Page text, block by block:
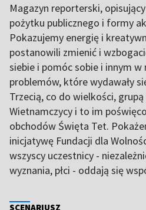
Magazyn reporterski,
pożytku publicznego i formy
Pokazujemy energię i
postanowili zmienić i
siebie i pomóc sobie i innym w
problemów, które wydawały
Trzecią, co do wielkości,
Wietnamczycy i to im
obchodów Święta Tet.
inicjatywę Fundacji dla
wszyscy uczestnicy -
wyznania, płci - oddają się
SCENARIUSZ